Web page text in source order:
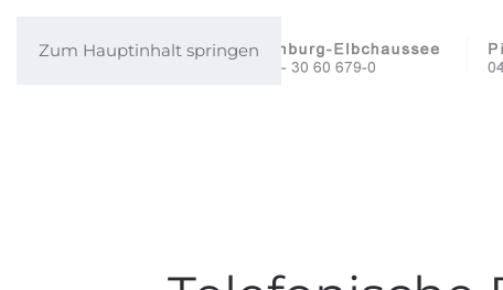
Zum Hauptinhalt springen